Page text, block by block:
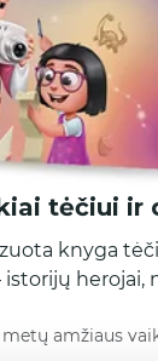
knyga
istorijų herojai,
Galite
amžiaus